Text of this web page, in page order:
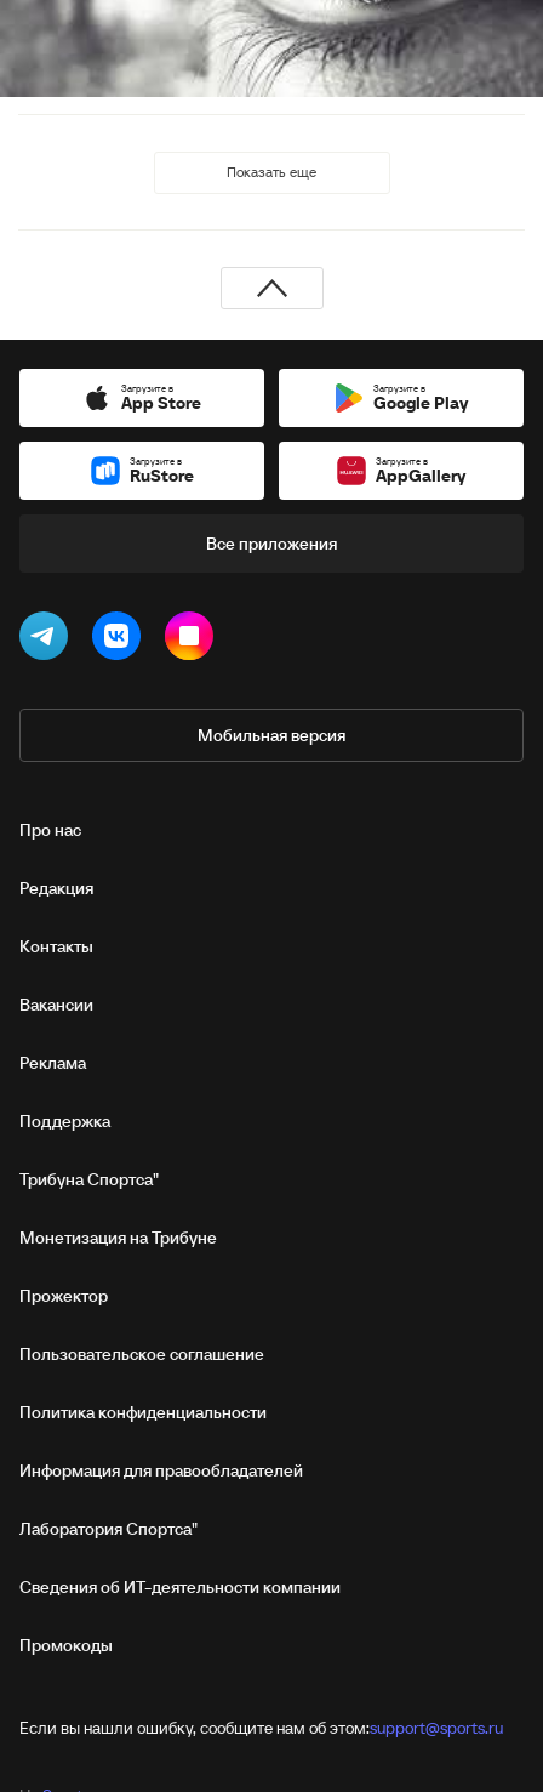
Показать еще
Загрузите в
App Store
Загрузите в
Google Play
Загрузите в
RuStore
Загрузите в
AppGallery
Все приложения
Мобильная версия
Про нас
Редакция
Контакты
Вакансии
Реклама
Поддержка
Трибуна Спортса"
Монетизация на Трибуне
Прожектор
Пользовательское соглашение
Политика конфиденциальности
Информация для правообладателей
Лаборатория Спортса"
Сведения об ИТ‑деятельности компании
Промокоды
Если вы нашли ошибку, сообщите нам об этом:support@sports.ru